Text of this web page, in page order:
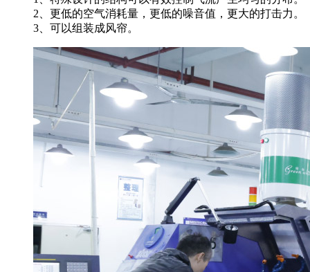
2、更低的空气消耗量，更低的噪音值，更大的打击力。
3、可以组装成风帘。